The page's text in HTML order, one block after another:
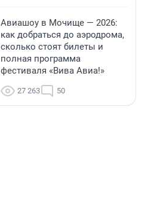
Авиашоу в Мочище — 2026:
как добраться до аэродрома,
сколько стоят билеты и
полная программа
фестиваля «Вива Авиа!»
27 263 50